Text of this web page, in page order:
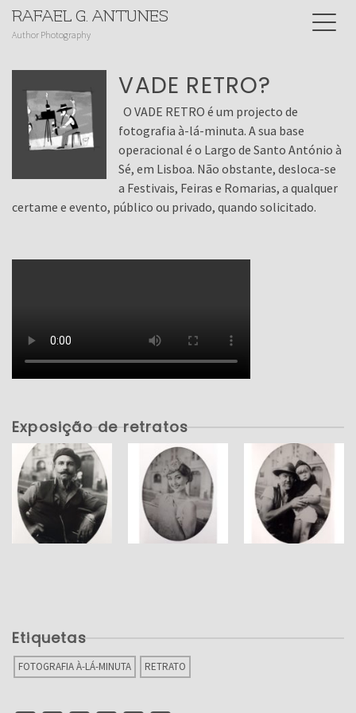
RAFAEL G. ANTUNES
Author Photography
VADE RETRO?
O VADE RETRO é um projecto de
fotografia à-lá-minuta. A sua base
operacional é o Largo de Santo António à
Sé, em Lisboa. Não obstante, desloca-se
a Festivais, Feiras e Romarias, a qualquer
certame e evento, público ou privado, quando solicitado.
Exposição de retratos
Etiquetas
FOTOGRAFIA À-LÁ-MINUTA RETRATO